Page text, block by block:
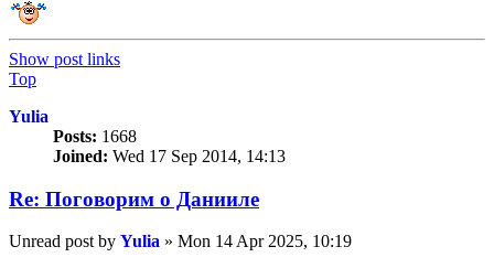
Show post links
Top
Yulia
Posts: 1668
Joined: Wed 17 Sep 2014, 14:13
Re: Поговорим o Данииле
Unread post by Yulia » Mon 14 Apr 2025, 10:19